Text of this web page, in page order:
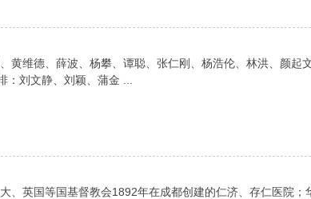
黄维德、薛波、杨攀、谭聪、张仁刚、杨浩伦、林洪、颜起
刘文静、刘颖、蒲金 ...
英国等国基督教会1892年在成都创建的仁济、存仁医院；